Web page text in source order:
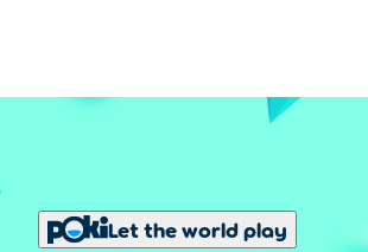
Let the world play